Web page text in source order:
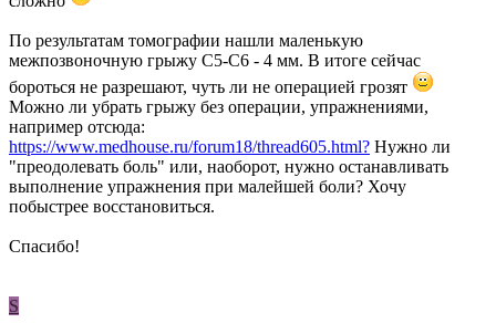
По результатам томографии нашли маленькую
межпозвоночную грыжу С5-С6 - 4 мм. В итоге сейчас
бороться не разрешают, чуть ли не операцией грозят
Можно ли убрать грыжу без операции, упражнениями,
например отсюда:
https://www.medhouse.ru/forum18/thread605.html? Нужно ли
"преодолевать боль" или, наоборот, нужно останавливать
выполнение упражнения при малейшей боли? Хочу
побыстрее восстановиться.
Спасибо!
S